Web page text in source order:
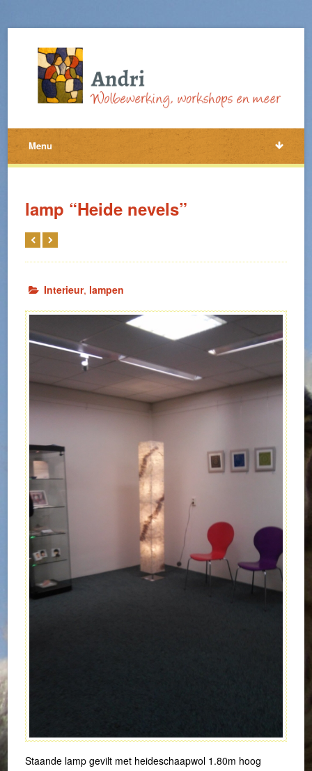
Menu
lamp “Heide nevels”
Interieur, lampen
Staande lamp gevilt met heideschaapwol 1.80m hoog